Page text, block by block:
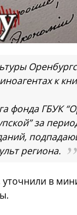
к
фонда ГБУК
за
региона.
в